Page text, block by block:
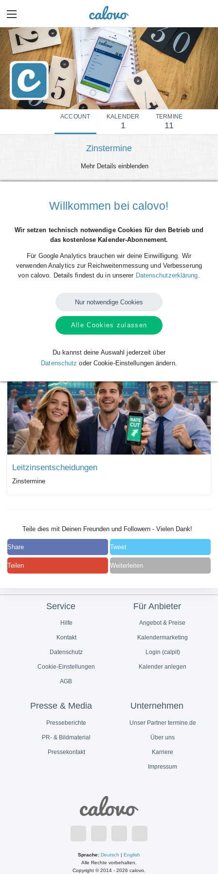
ACCOUNT KALENDER
1
TERMINE
11
Zinstermine
Mehr Details einblenden
VerfügbareKalendervonZinstermine
Leitzinsentscheidungen
Zinstermine
Teile dies mit Deinen Freunden und Followern - Vielen Dank!
Share Tweet
Teilen Weiterleiten
Service
Hilfe
Kontakt
Datenschutz
Cookie-Einstellungen
AGB
Für Anbieter
Angebot & Preise
Kalendermarketing
Login (calpit)
Kalender anlegen
Presse & Media
Presseberichte
PR- & Bildmaterial
Pressekontakt
Unternehmen
Unser Partner termine.de
Über uns
Karriere
Impressum
Sprache: Deutsch | English
Alle Rechte vorbehalten.
Copyright © 2014 - 2026 calovo.
Willkommen bei calovo!
Wir setzen technisch notwendige Cookies für den Betrieb und
das kostenlose Kalender-Abonnement.
Für Google Analytics brauchen wir deine Einwilligung. Wir
verwenden Analytics zur Reichweitenmessung und Verbesserung
von calovo. Details findest du in unserer Datenschutzerklärung
Nur notwendige Cookies
Alle Cookies zulassen
Du kannst deine Auswahl jederzeit über
Datenschutz oder Cookie-Einstellungen ändern.